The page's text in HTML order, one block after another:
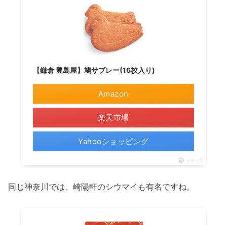
【鎌倉 豊島屋】鳩サブレー(16枚入り)
Amazon
楽天市場
Yahooショッピング
ポチップ
同じ神奈川では、崎陽軒のシウマイも有名ですね。